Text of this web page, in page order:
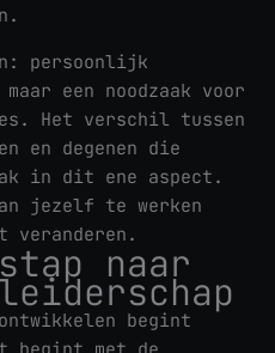
persoonlijk
een noodzaak voor
Het verschil tussen
en degenen die
in dit ene aspect.
jezelf te werken
naar
begint